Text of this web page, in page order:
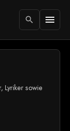
search menu
Lyriker sowie